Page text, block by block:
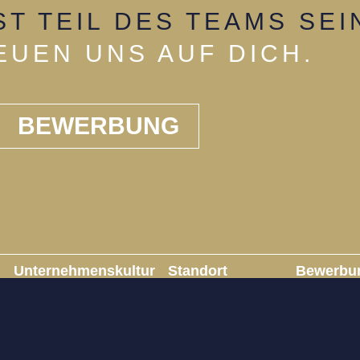
TEIL DES TEAMS
UNS AUF DICH.
BEWERBUNG
Unternehmenskultur
Standort